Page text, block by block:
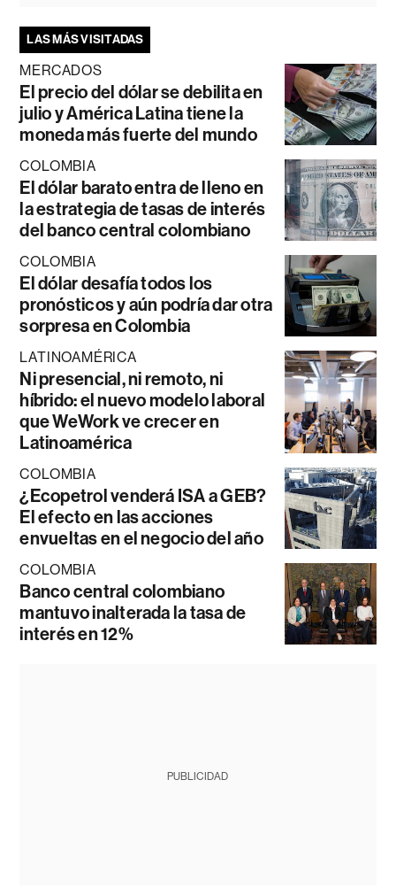
LAS MÁS VISITADAS
MERCADOS
El precio del dólar se debilita en
julio y América Latina tiene la
moneda más fuerte del mundo
COLOMBIA
El dólar barato entra de lleno en
la estrategia de tasas de interés
del banco central colombiano
COLOMBIA
El dólar desafía todos los
pronósticos y aún podría dar otra
sorpresa en Colombia
LATINOAMÉRICA
Ni presencial, ni remoto, ni
híbrido: el nuevo modelo laboral
que WeWork ve crecer en
Latinoamérica
COLOMBIA
¿Ecopetrol venderá ISA a GEB?
El efecto en las acciones
envueltas en el negocio del año
COLOMBIA
Banco central colombiano
mantuvo inalterada la tasa de
interés en 12%
PUBLICIDAD